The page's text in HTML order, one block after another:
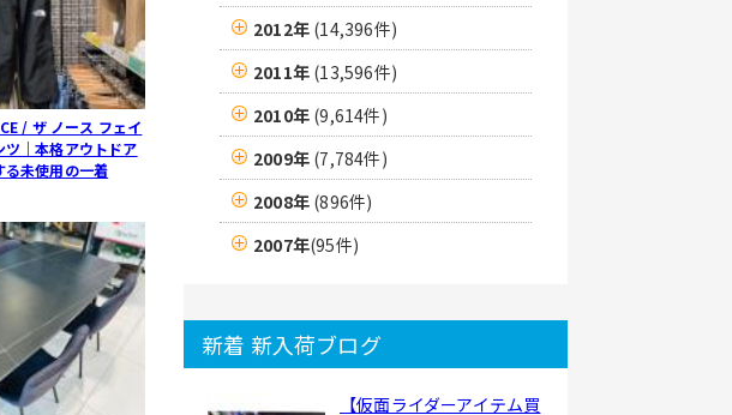
/ ザ ノース フェイ
ツ｜本格アウトドア
る未使用の一着
2012年 (14,396件)
2011年 (13,596件)
2010年 (9,614件)
2009年 (7,784件)
2008年 (896件)
2007年(95件)
新着 新入荷ブログ
【仮面ライダーアイテム買